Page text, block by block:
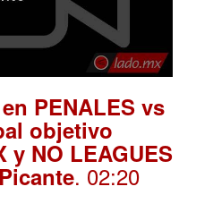
PENALES vs
objetivo
y NO LEAGUES
. 02:20